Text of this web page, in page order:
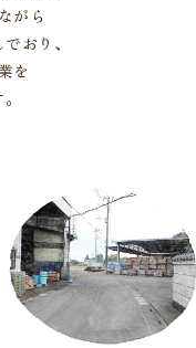
がら
おり、
を